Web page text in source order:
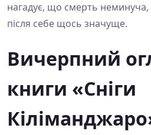
нагадує, що смерть
після себе щось значуще.
Вичерпний
книги «Сніги